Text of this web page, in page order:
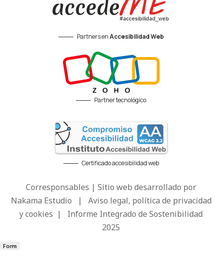
Partners enAccesibilidad Web
Partner tecnológico
Certificado accesibilidad web
Corresponsables | Sitio web desarrollado por
Nakama Estudio | Aviso legal, política de privacidad
y cookies | Informe Integrado de Sostenibilidad
2025
Form